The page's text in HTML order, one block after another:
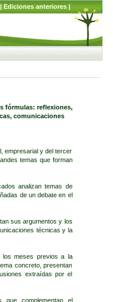
| Ediciones anteriores |
fórmulas: reflexiones,
comunicaciones
empresarial y del tercer
temas que forman
analizan temas de
de un debate en el
sus argumentos y los
técnicas y la
los meses previos a la
concreto, presentan
extraídas por el
que complementan el